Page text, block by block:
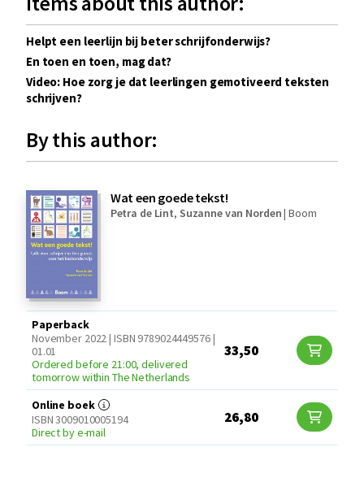
Helpt een leerlijn bij beter schrijfonderwijs?
En toen en toen, mag dat?
Video: Hoe zorg je dat leerlingen gemotiveerd teksten
schrijven?
By this author:
Wat een goede tekst!
Petra de Lint, Suzanne van Norden|Boom
Paperback
November 2022 | ISBN 9789024449576 |
01.01
Ordered before 21:00, delivered
tomorrow within The Netherlands
33,50
Online boek
ISBN 3009010005194
Direct by e-mail
26,80